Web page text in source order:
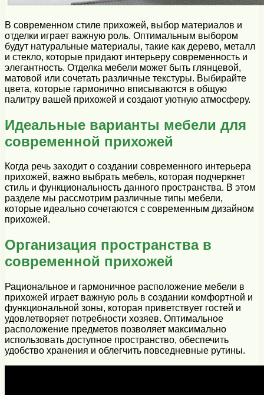
В современном стиле прихожей, выбор материалов и
отделки играет важную роль. Оптимальным выбором
будут натуральные материалы, такие как дерево, металл
и стекло, которые придают интерьеру современность и
элегантность. Отделка мебели может быть глянцевой,
матовой или сочетать различные текстуры. Выбирайте
цвета, которые гармонично вписываются в общую
палитру вашей прихожей и создают уютную атмосферу.
Идеальные варианты мебели для
современной прихожей
Когда речь заходит о создании современного интерьера
прихожей, важно выбрать мебель, которая подчеркнет
стиль и функциональность данного пространства. В этом
разделе мы рассмотрим различные типы мебели,
которые идеально сочетаются с современным дизайном
прихожей.
Организация пространства в
современной прихожей
Рациональное и гармоничное расположение мебели в
прихожей играет важную роль в создании комфортной и
функциональной зоны, которая приветствует гостей и
удовлетворяет потребности хозяев. Оптимальное
расположение предметов позволяет максимально
использовать доступное пространство, обеспечить
удобство хранения и облегчить повседневные рутины.